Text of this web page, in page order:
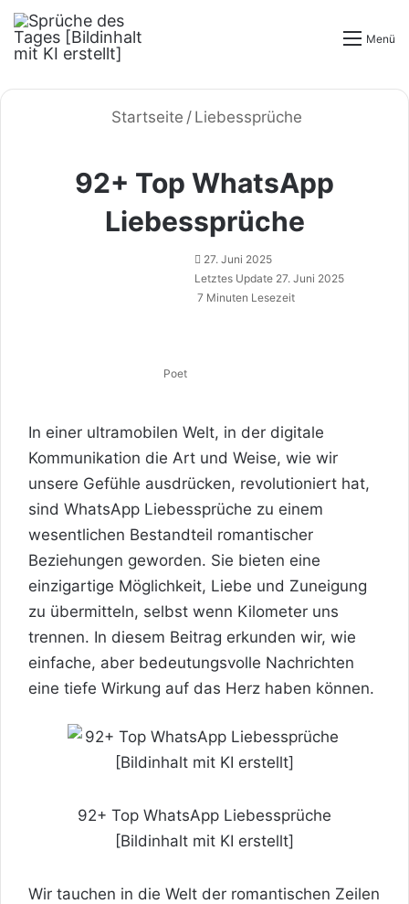
Menü
Startseite / Liebessprüche
92+ Top WhatsApp
Liebessprüche
Poet
27. Juni 2025
Letztes Update 27. Juni 2025
7 Minuten Lesezeit
In einer ultramobilen Welt, in der digitale
Kommunikation die Art und Weise, wie wir
unsere Gefühle ausdrücken, revolutioniert hat,
sind WhatsApp Liebessprüche zu einem
wesentlichen Bestandteil romantischer
Beziehungen geworden. Sie bieten eine
einzigartige Möglichkeit, Liebe und Zuneigung
zu übermitteln, selbst wenn Kilometer uns
trennen. In diesem Beitrag erkunden wir, wie
einfache, aber bedeutungsvolle Nachrichten
eine tiefe Wirkung auf das Herz haben können.
92+ Top WhatsApp Liebessprüche
[Bildinhalt mit KI erstellt]
Wir tauchen in die Welt der romantischen Zeilen